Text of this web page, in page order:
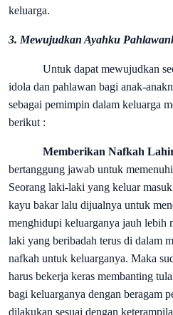
keluarga.
3. Mewujudkan Ayahku
Untuk dapat mewujudkan
idola dan pahlawan bagi anak-
sebagai pemimpin dalam keluarga
berikut :
Memberikan Nafkah
bertanggung jawab untuk
Seorang laki-laki yang keluar
kayu bakar lalu dijualnya untuk
menghidupi keluarganya jauh lebih
laki yang beribadah terus di dalam
nafkah untuk keluarganya. Maka
harus bekerja keras membanting
bagi keluarganya dengan beragam
dilakukan sesuai dengan